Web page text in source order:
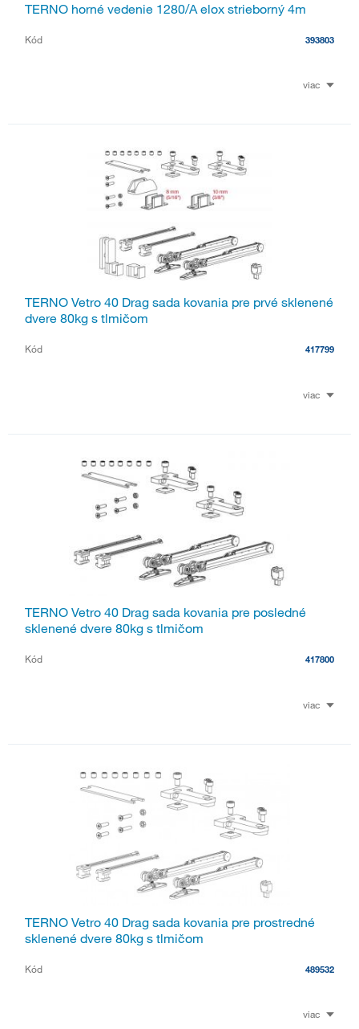
TERNO horné vedenie 1280/A elox strieborný 4m
Kód 393803
viac
TERNO Vetro 40 Drag sada kovania pre prvé sklenené
dvere 80kg s tlmičom
Kód 417799
viac
TERNO Vetro 40 Drag sada kovania pre posledné
sklenené dvere 80kg s tlmičom
Kód 417800
viac
TERNO Vetro 40 Drag sada kovania pre prostredné
sklenené dvere 80kg s tlmičom
Kód 489532
viac